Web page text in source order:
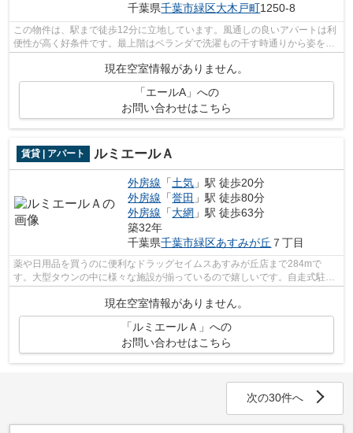
千葉県千葉市緑区大木戸町1250-8
この物件は、駅まで徒歩12分に立地しています。風通しの良いアパートは利
便性が高く好条件です。最上階はベランダで洗濯もの干す時通りから姿を見
られにくいです。こちらのアパートは...
現在空室情報がありません。
「エールA」への
お問い合わせはこちら
賃貸 | アパート ルミエールＡ
外房線 「土気 」駅 徒歩20分
外房線 「誉田 」駅 徒歩80分
外房線 「大網 」駅 徒歩63分
築32年
千葉県千葉市緑区あすみが丘 ７丁目
薬や日用品を買うのに便利なドラッグセイムスあすみが丘店まで284mで
す。大型タウンの中に様々な施設が揃っているので嬉しいです。自走式駐車
現在空室情報がありません。
「ルミエールＡ」への
お問い合わせはこちら
次の30件へ